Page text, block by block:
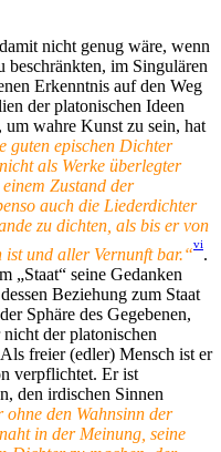
nicht genug wäre, wenn
beschränkten, im Singulären
Erkenntnis auf den Weg
der platonischen Ideen
wahre Kunst zu sein, hat
guten epischen Dichter
als Werke überlegter
Zustand der
auch die Liederdichter
zu dichten, als bis er von
ist und aller Vernunft bar.“
vi
.
„Staat“ seine Gedanken
Beziehung zum Staat
Sphäre des Gegebenen,
nicht der platonischen
freier (edler) Mensch ist er
verpflichtet. Er ist
den irdischen Sinnen
ohne den Wahnsinn der
in der Meinung, seine